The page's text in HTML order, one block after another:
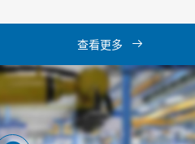
查看更多